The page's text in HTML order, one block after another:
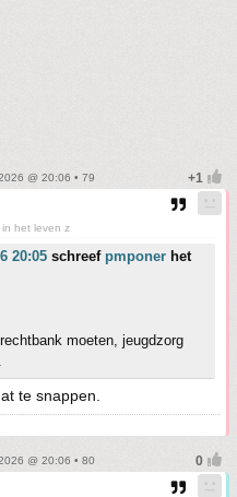
@ 20:06 • 79
het leven z
20:05 schreef pmponer het
moeten, jeugdzorg
te snappen.
@ 20:06 • 80